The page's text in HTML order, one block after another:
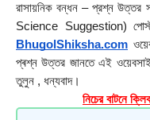
রাসায়নিক বন্ধন – প্রশ্ন
Science Suggestion)
BhugolShiksha.com
প্ৰশ্ন উত্তর জানতে এই
তুলুন , ধন্যবাদ।
নিচের বাটনে